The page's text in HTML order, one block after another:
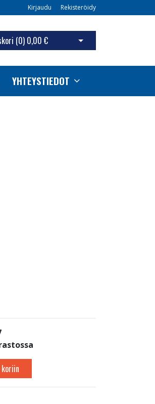
Kirjaudu Rekisteröidy
(0) 0,00 € Avaa ostoskori
YHTEYSTIEDOT
koriin